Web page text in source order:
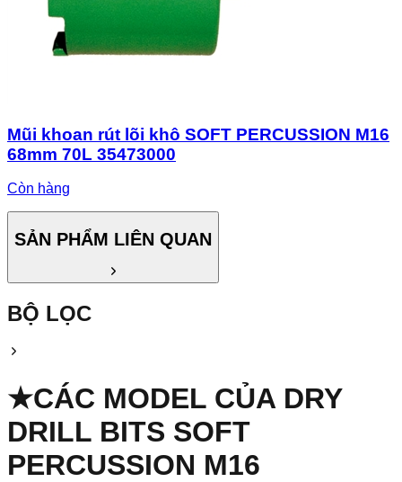
Mũi khoan rút lõi khô SOFT PERCUSSION M16
68mm 70L 35473000
Còn hàng
SẢN PHẨM LIÊN QUAN
BỘ LỌC
★CÁC MODEL CỦA DRY
DRILL BITS SOFT
PERCUSSION M16